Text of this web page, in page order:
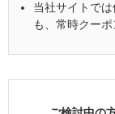
当社サイトで
も、常時クー